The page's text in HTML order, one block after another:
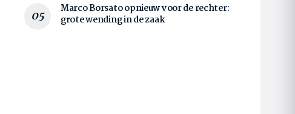
Marco Borsato opnieuw voor de rechter:
grote wending in de zaak